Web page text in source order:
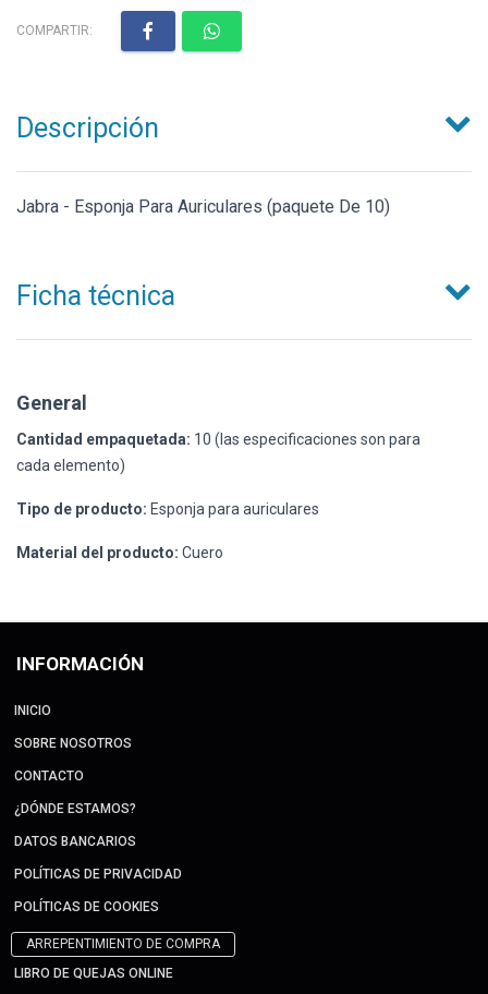
COMPARTIR:
Descripción
Jabra - Esponja Para Auriculares (paquete De 10)
Ficha técnica
General
Cantidad empaquetada: 10 (las especificaciones son para
cada elemento)
Tipo de producto: Esponja para auriculares
Material del producto: Cuero
INFORMACIÓN
INICIO
SOBRE NOSOTROS
CONTACTO
¿DÓNDE ESTAMOS?
DATOS BANCARIOS
POLÍTICAS DE PRIVACIDAD
POLÍTICAS DE COOKIES
ARREPENTIMIENTO DE COMPRA
LIBRO DE QUEJAS ONLINE